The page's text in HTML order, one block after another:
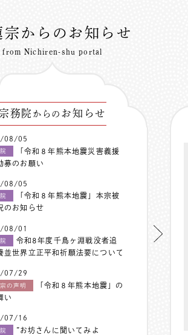
宗からのお知らせ
from Nichiren-shu portal
務院 からの お知らせ
08/05
「令和８年熊本地震災害義援
募のお願い
08/05
「令和８年熊本地震」本宗被
のお知らせ
08/01
令和8年度千鳥ヶ淵戦没者追
並世界立正平和祈願法要について
07/29
の声明
「令和８年熊本地震」の
い
07/16
”お坊さんに聞いてみよ